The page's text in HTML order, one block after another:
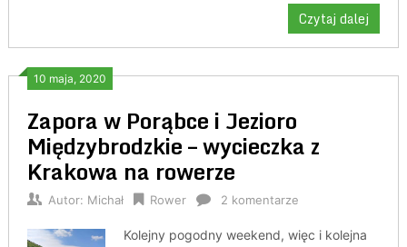
Czytaj dalej
10 maja, 2020
Zapora w Porąbce i Jezioro
Międzybrodzkie – wycieczka z
Krakowa na rowerze
Autor: Michał Rower 2 komentarze
Kolejny pogodny weekend, więc i kolejna